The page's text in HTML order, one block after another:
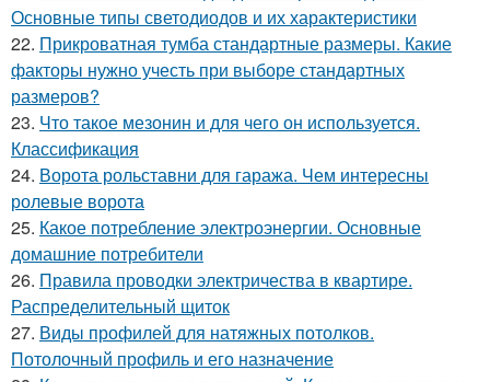
Основные типы светодиодов и их характеристики
22. Прикроватная тумба стандартные размеры. Какие
факторы нужно учесть при выборе стандартных
размеров?
23. Что такое мезонин и для чего он используется.
Классификация
24. Ворота рольставни для гаража. Чем интересны
ролевые ворота
25. Какое потребление электроэнергии. Основные
домашние потребители
26. Правила проводки электричества в квартире.
Распределительный щиток
27. Виды профилей для натяжных потолков.
Потолочный профиль и его назначение